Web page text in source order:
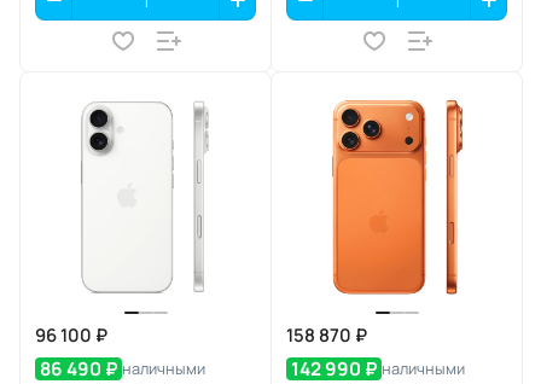
96 100 ₽
86 490 ₽ наличными
158 870 ₽
142 990 ₽ наличными